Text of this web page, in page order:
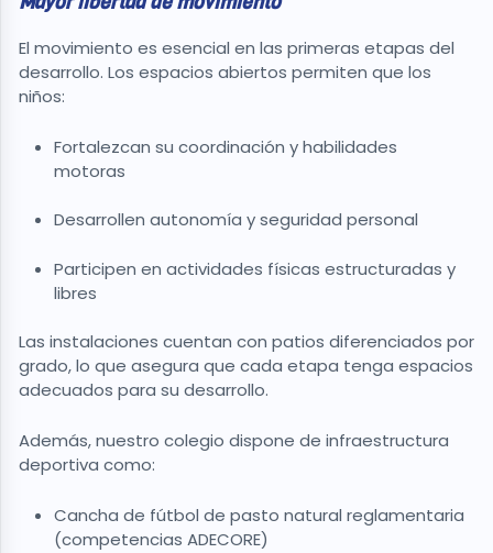
El movimiento es esencial en las primeras etapas del
desarrollo. Los espacios abiertos permiten que los
niños:
Fortalezcan su coordinación y habilidades
motoras
Desarrollen autonomía y seguridad personal
Participen en actividades físicas estructuradas y
libres
Las instalaciones cuentan con patios diferenciados por
grado, lo que asegura que cada etapa tenga espacios
adecuados para su desarrollo.
Además, nuestro colegio dispone de infraestructura
deportiva como:
Cancha de fútbol de pasto natural reglamentaria
(competencias ADECORE)